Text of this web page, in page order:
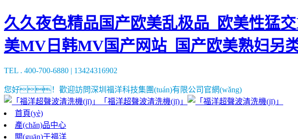
久久夜色精品国产欧美乱极品_欧美性猛
美MV日韩MV国产网站_国产欧美熟妇另
TEL . 400-700-6880 | 13424316902
您好！歡迎訪問深圳福洋科技集團(tuán)有限公司官網(wǎng)
「福洋超聲波清洗機(jī)」
首頁(yè)
產(chǎn)品中心
關(guān)于福洋